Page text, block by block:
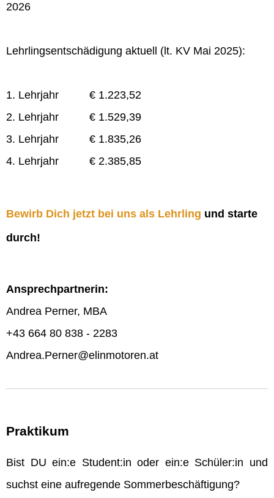
2026
Lehrlingsentschädigung aktuell (lt. KV Mai 2025):
1. Lehrjahr € 1.223,52
2. Lehrjahr € 1.529,39
3. Lehrjahr € 1.835,26
4. Lehrjahr € 2.385,85
Bewirb Dich jetzt bei uns als Lehrling und starte
durch!
Ansprechpartnerin:
Andrea Perner, MBA
+43 664 80 838 - 2283
Andrea.Perner@elinmotoren.at
Praktikum
Bist DU ein:e Student:in oder ein:e Schüler:in und
suchst eine aufregende Sommerbeschäftigung?